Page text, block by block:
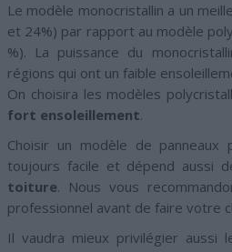
Le modèle monocristallin a un
et 24%) par rapport au modèle
%). La puissance du
régions qui ont un faible
On choisira les modèles
fort ensoleillement.
Choisir un modèle de panneaux
toujours facile et dépend aussi
toiture. Nous vous
professionnel avant de faire votre
Il vaudra mieux privilégier aussi